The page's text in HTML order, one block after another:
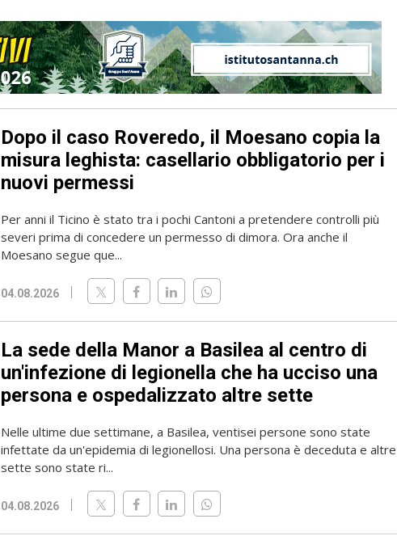
Dopo il caso Roveredo, il Moesano copia la
misura leghista: casellario obbligatorio per i
nuovi permessi
Per anni il Ticino è stato tra i pochi Cantoni a pretendere controlli più
severi prima di concedere un permesso di dimora. Ora anche il
Moesano segue que...
04.08.2026
La sede della Manor a Basilea al centro di
un'infezione di legionella che ha ucciso una
persona e ospedalizzato altre sette
Nelle ultime due settimane, a Basilea, ventisei persone sono state
infettate da un'epidemia di legionellosi. Una persona è deceduta e altre
sette sono state ri...
04.08.2026